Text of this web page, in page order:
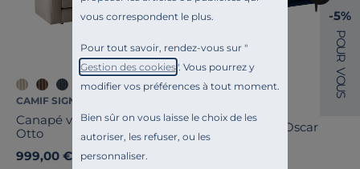
vous correspondent le plus.
Pour tout savoir, rendez-vous sur "
Gestion des cookies". Vous pourrez y
modifier vos préférences à tout moment.
Bien sûr on vous laisse le choix de les
autoriser, les refuser, ou les
personnaliser.
CAMIF SIGNATURE
Canapé velours côtelé
Otto
999,00 €
Canapé velours Oscar
-5%
P
O
U
R
V
O
U
S